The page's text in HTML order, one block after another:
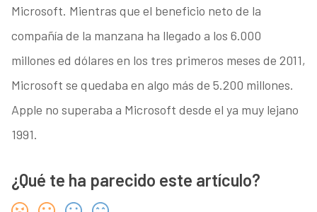
Microsoft. Mientras que el beneficio neto de la
compañía de la manzana ha llegado a los 6.000
millones ed dólares en los tres primeros meses de 2011,
Microsoft se quedaba en algo más de 5.200 millones.
Apple no superaba a Microsoft desde el ya muy lejano
1991.
¿Qué te ha parecido este artículo?